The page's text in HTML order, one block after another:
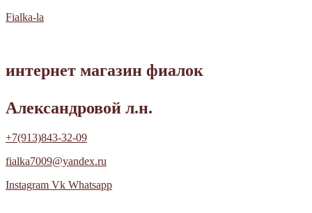
Fialka-la
интернет магазин фиалок
Александровой л.н.
+7(913)843-32-09
fialka7009@yandex.ru
Instagram Vk Whatsapp